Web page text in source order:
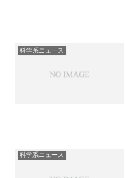
科学系ニュース
科学系ニュース